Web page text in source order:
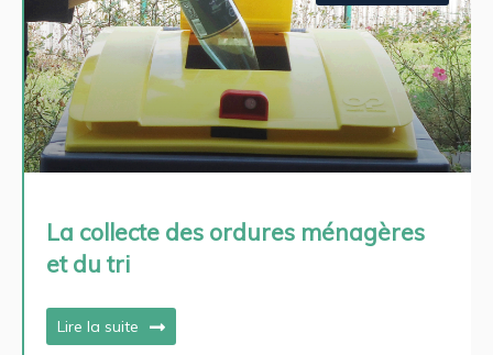
La collecte des ordures ménagères
et du tri
Lire la suite